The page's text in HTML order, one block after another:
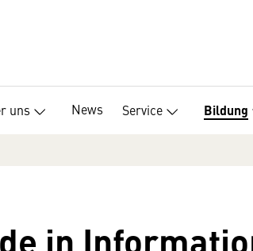
uns News Service Bildung
in